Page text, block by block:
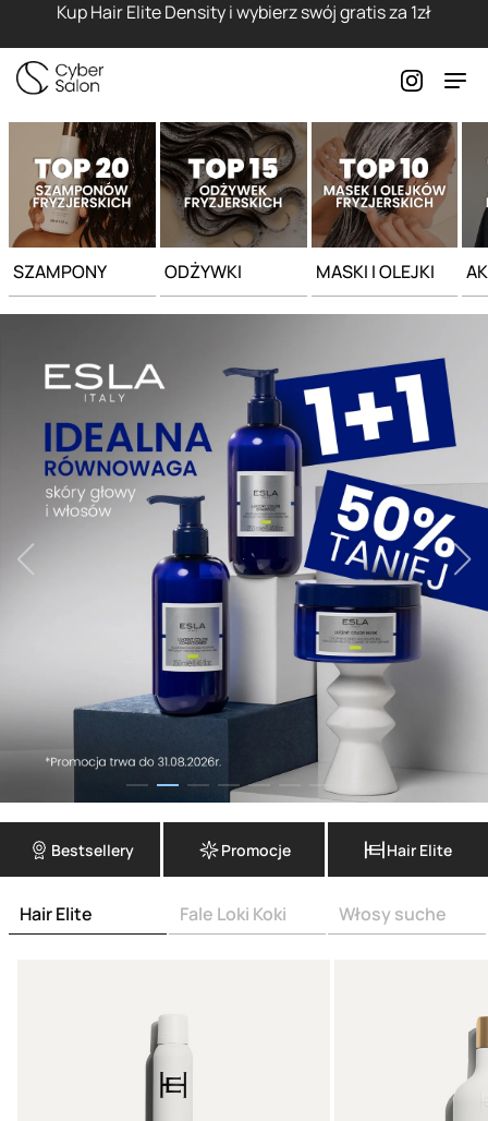
Kup Hair Elite Density i wybierz swój gratis za 1zł
SZAMPONY ODŻYWKI MASKI I OLEJKI
Bestsellery Promocje Hair Elite
Hair Elite Fale Loki Koki Włosy suche
Strona główna - Cyber Salon